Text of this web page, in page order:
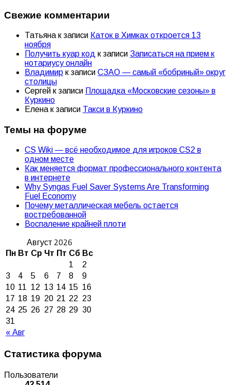
Свежие комментарии
Татьяна к записи Каток в Химках откроется 13
ноября
Получить куар код к записи Записаться на прием к
нотариусу онлайн
Владимир к записи СЗАО — самый «бобриный» округ
столицы
Сергей к записи Площадка «Московские сезоны» в
Куркино
Елена к записи Такси в Куркино
Темы на форуме
CS Wiki — всё необходимое для игроков CS2 в
одном месте
Как меняется формат профессионального контента
в интернете
Why Syngas Fuel Saver Systems Are Transforming
Fuel Economy
Почему металлическая мебель остается
востребованной
Воспаление крайней плоти
Август 2026
Пн Вт Ср Чт Пт Сб Вс
« Авг
1
2
3
4 5 6 7 8
9
10 11 12 13 14 15 16
17 18 19 20 21 22 23
24 25 26 27 28 29 30
31
Статистика форума
Пользователи